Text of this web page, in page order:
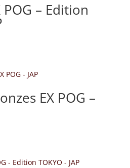
POG – Edition
EX POG –